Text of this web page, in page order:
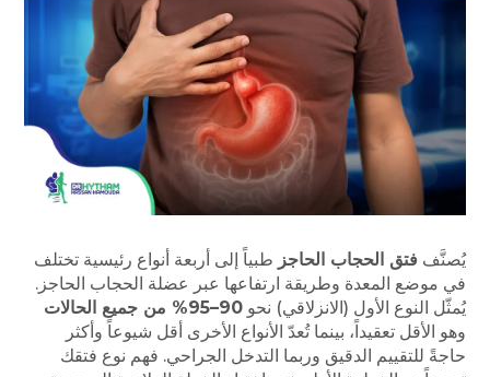
يُصنَّف فتق الحجاب الحاجز طبياً إلى أربعة أنواع رئيسية تختلف
في موضع المعدة وطريقة ارتفاعها عبر عضلة الحجاب الحاجز.
يُمثّل النوع الأول (الانزلاقي) نحو90–95% من جميع الحالات
وهو الأقل تعقيداً، بينما تُعدّ الأنواع الأخرى أقل شيوعاً وأكثر
حاجةً للتقييم الدقيق وربما التدخل الجراحي. فهم نوع فتقك